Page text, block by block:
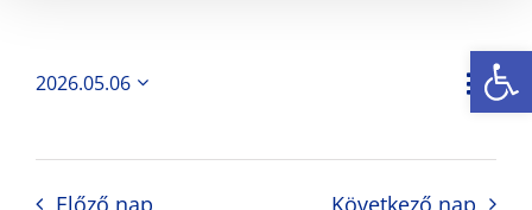
Nap
2026.05.06
Előző nap Következő nap